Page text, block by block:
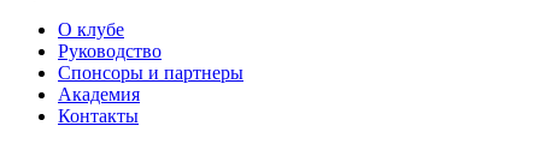
О клубе
Руководство
Спонсоры и партнеры
Академия
Контакты